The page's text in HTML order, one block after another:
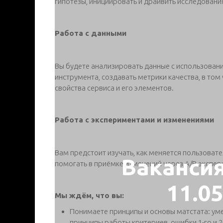
Работа с данными
Вы будете анализировать данные с
инструмента, создавать метрики качества, в
свойства сервиса и его элементов.
Работа с экспериментами и изменениями
Вам предстоит изучать, как меняется
помогать в приёмке изменений через A/B-
Мы ждём, что вы:
Понимаете принципы и основы матстата: